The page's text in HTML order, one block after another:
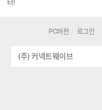
터!
PC버전 로그인
(주) 커넥트웨이브